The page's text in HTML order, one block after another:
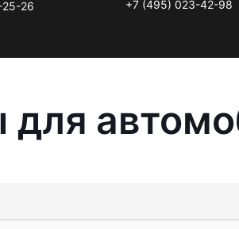
26
+7 (495) 023-42-98